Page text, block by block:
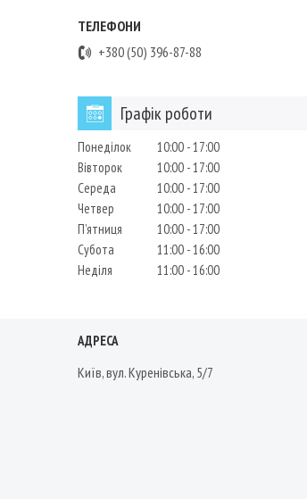
+380 (50) 396-87-88
Графік роботи
Понеділок 10:00 17:00
Вівторок
10:00 17:00
Середа
10:00 17:00
Четвер
10:00 17:00
Пʼятниця
10:00 17:00
Субота
11:00 16:00
Неділя
11:00 16:00
АДРЕСА
Київ, вул. Куренівська, 5/7